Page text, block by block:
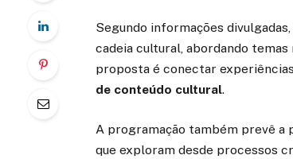
Segundo informações
cadeia cultural, abordando
proposta é conectar
de conteúdo cultural.
A programação também prevê a
que exploram desde processos